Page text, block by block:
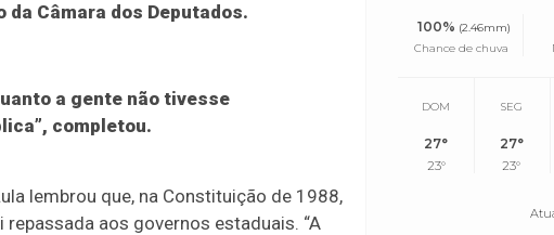
da Câmara dos Deputados.
a gente não tivesse
completou.
lembrou que, na Constituição de 1988,
aos governos estaduais. “A
100% (2.46mm)
Chance de chuva
DOM
27°
23°
SEG
27°
23°